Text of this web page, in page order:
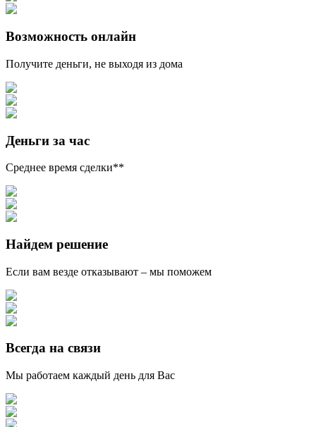
Возможность онлайн
Получите деньги, не выходя из дома
Деньги за час
Среднее время сделки**
Найдем решение
Если вам везде отказывают – мы поможем
Всегда на связи
Мы работаем каждый день для Вас